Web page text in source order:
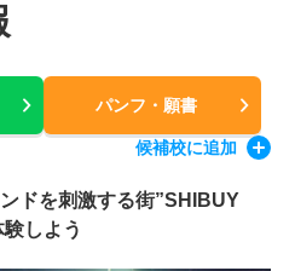
パンフ・願書
候補校に追加
ドを刺激する街”SHIBUY
しよう